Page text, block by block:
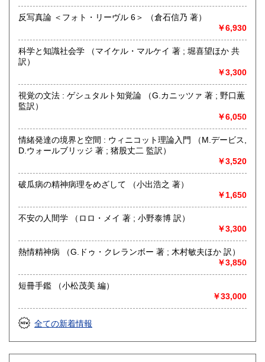
書籍の買取について
【 全国 無料で出張買取いたします 】
☎買取受付フリーダイヤル 0120-989-307
取り扱い分野
哲学宗教、社会科学、自然科学、美術工芸、国語国文、外国
人文書・美術書・専門書
反写真論 ＜フォト・リーヴル 6＞ （倉石信乃 著）
￥6,930
科学と知識社会学 （マイケル・マルケイ 著 ; 堀喜望ほか 共
訳）
￥3,300
視覚の文法 : ゲシュタルト知覚論 （G.カニッツァ 著 ; 野口薫
監訳）
￥6,050
情緒発達の境界と空間 : ウィニコット理論入門 （M.デービス,
D.ウォールブリッジ 著 ; 猪股丈二 監訳）
￥3,520
破瓜病の精神病理をめざして （小出浩之 著）
￥1,650
不安の人間学 （ロロ・メイ 著 ; 小野泰博 訳）
￥3,300
熱情精神病 （G.ドゥ・クレランボー 著 ; 木村敏夫ほか 訳）
￥3,850
短冊手鑑 （小松茂美 編）
￥33,000
全ての新着情報